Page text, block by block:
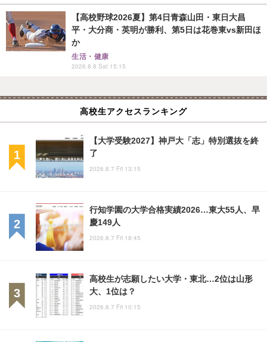
【高校野球2026夏】第4日青森山田・東日大昌
平・大分商・英明が勝利、第5日は花巻東vs新田ほ
か
生活・健康
2026.8.8 Sat 15:15
高校生アクセスランキング
【大学受験2027】神戸大「志」特別選抜を終
了
2026.8.7 Fri 13:15
行知学園の大学合格実績2026…東大55人、早
慶149人
2026.8.7 Fri 18:45
高校生が志願したい大学・東北…2位は山形
大、1位は？
2026.8.7 Fri 10:15